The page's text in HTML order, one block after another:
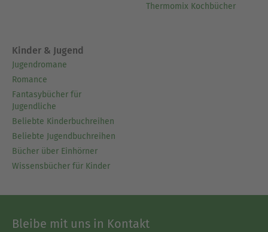
Thermomix Kochbücher
Kinder & Jugend
Jugendromane
Romance
Fantasybücher für
Jugendliche
Beliebte Kinderbuchreihen
Beliebte Jugendbuchreihen
Bücher über Einhörner
Wissensbücher für Kinder
Bleibe mit uns in Kontakt